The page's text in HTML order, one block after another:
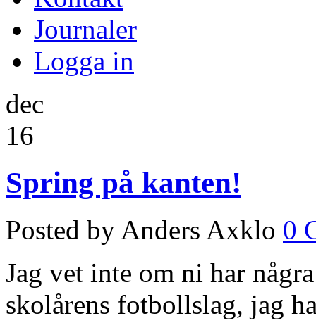
Journaler
Logga in
dec
16
Spring på kanten!
Posted by Anders Axklo 0
Jag vet inte om ni har
skolårens fotbollslag, jag